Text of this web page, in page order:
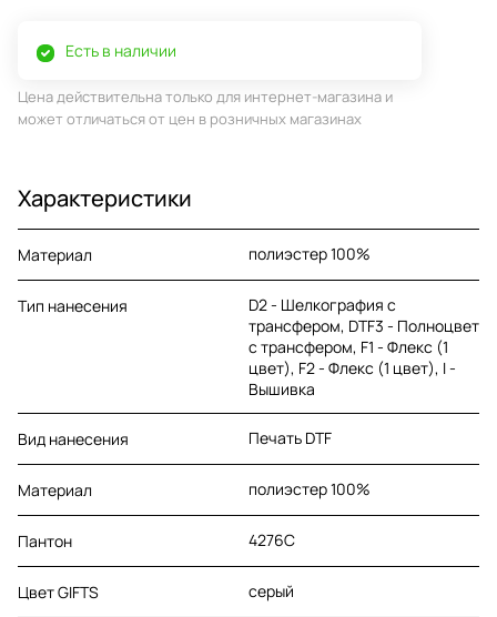
Есть в наличии
Цена действительна только для интернет-магазина и
может отличаться от цен в розничных магазинах
Характеристики
Материал полиэстер 100%
Тип нанесения
D2 - Шелкография с
трансфером, DTF3 - Полноцвет
с трансфером, F1 - Флекс (1
цвет), F2 - Флекс (1 цвет), I -
Вышивка
Вид нанесения Печать DTF
Материал полиэстер 100%
Пантон 4276C
Цвет GIFTS серый